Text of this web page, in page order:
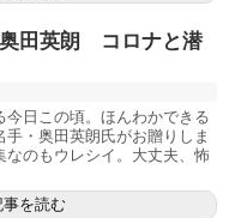
田英朗 コロナと潜
今日この頃。ほんわかできる
・奥田英朗氏がお贈りしま
なのもウレシイ。大丈夫、怖
事を読む